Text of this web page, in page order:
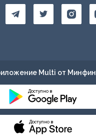
Multi от Минфин
Доступно в
Доступно в